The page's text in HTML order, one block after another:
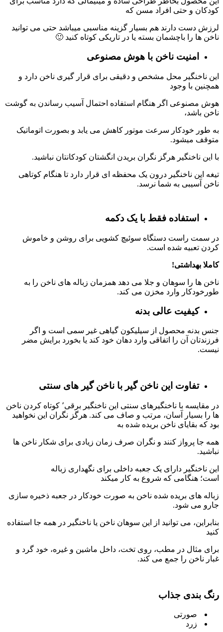
کودکان و حتی افراد مسن که
لرزش دست دارند هم بسیار گزینه مناسبی میباشد حتی می توانید
ناخن ها را باچشمان بسته یا در تاریکی کوتاه کنید 🙂
امنیت ناخن با هوش مصنوعی
این ناخنگیر محل مشخص و دقیقی برای قرار گیری ناخن دارد و
همچنین با وجود
هوش مصنوعی اگر هنگام استفاده احتمال آسیب رساندن به گوشت
ناخن باشد،
به طور خودکار سرعت موتور کاهش می یابد و بصورت اتوماتیک
متوقف میشود.
با این ناخنگیر هرگز نگران بریدن انگشتان کودکانتان نباشید.
تیغه این ناخنگیر درون یک محفظه ای قرار دارد تا هنگام کوتاهی
ناخن آسیبی به شما نرسد.
استفاده فقط با یک دکمه
در سمت راست دستگاه سوئیچ کشویی برای روشن و خاموش
کردن تعبیه شده است.
کاملا بهداشتی!
ناخن ها را سوهان و جلا می دهد همزمان زباله های ناخن را به
طورخودکار وارد مخزن می کند.
کیفیت عالی بدنه
جنس بدنه محصول از سیلیکون گیاهی غیر سمی است و اگر
فرزندتان آن را اتفاقی وارد دهان خود کند یا بخورد برایش مضر
نیست.
تفاوت این ناخن گیر با ناخن گیر های سنتی
در مقایسه با ناخنگیرهای سنتی این ناخنگیر برقی٬ کوتاه کردن ناخن
ها را بسیار آسان، مرتب و صاف می کند. هرگز نگران این نخواهید
بود که بقایای ناخن بریده شده به
همه جا پرواز کنند و نگران صرف زمان زیادی برای شکار ناخن ها
نباشید.
این ناخنگیر دارای یک جعبه داخلی برای نگهداری زباله
است؛ هنگامی که شروع به کار میکند
زباله های بریده شده ناخن به صورت خودکار در جعبه ذخیره سازی
جارو می شود.
بنابراین، می توانید از این سوهان ناخن یا ناخنگیر در همه جا استفاده
کنید
برای مثال در مطب، روی تخت، داخل ماشین و غیره، خود گرد و
غبار ناخن را جمع می کند.
رنگ بندی جذاب
صورتی
زرد